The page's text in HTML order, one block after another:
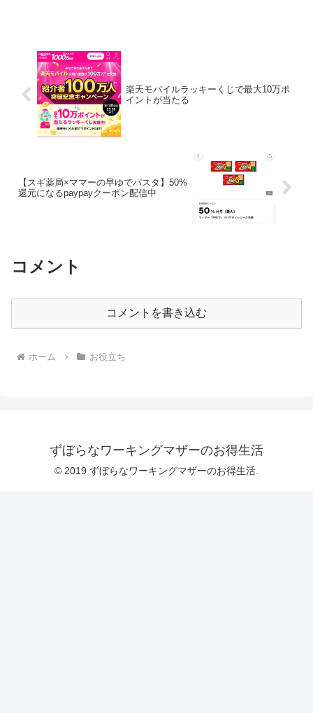
楽天モバイルラッキーくじで最大10万ポ
イントが当たる
【スギ薬局×ママーの早ゆでパスタ】50%
還元になるpaypayクーポン配信中
コメント
コメントを書き込む
ホーム お役立ち
ずぼらなワーキングマザーのお得生活
© 2019 ずぼらなワーキングマザーのお得生活.